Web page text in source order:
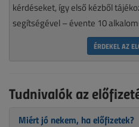
kérdéseket, így első kézből
segítségével – évente 10
ÉRDEKEL AZ
Tudnivalók az
Miért jó nekem, ha előfizetek?